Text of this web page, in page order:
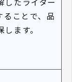
ことで、品
ます。